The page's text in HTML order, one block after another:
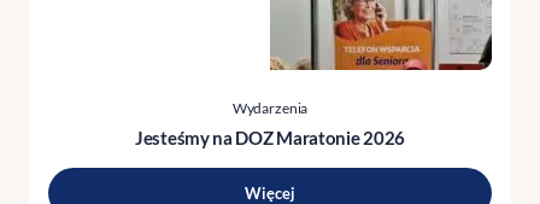
Wydarzenia
Jesteśmy na DOZ Maratonie 2026
Więcej